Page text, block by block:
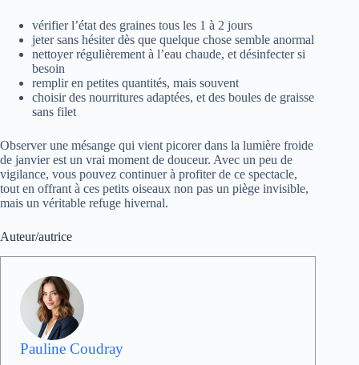
vérifier l’état des graines tous les 1 à 2 jours
jeter sans hésiter dès que quelque chose semble anormal
nettoyer régulièrement à l’eau chaude, et désinfecter si
besoin
remplir en petites quantités, mais souvent
choisir des nourritures adaptées, et des boules de graisse
sans filet
Observer une mésange qui vient picorer dans la lumière froide
de janvier est un vrai moment de douceur. Avec un peu de
vigilance, vous pouvez continuer à profiter de ce spectacle,
tout en offrant à ces petits oiseaux non pas un piège invisible,
mais un véritable refuge hivernal.
Auteur/autrice
Pauline Coudray